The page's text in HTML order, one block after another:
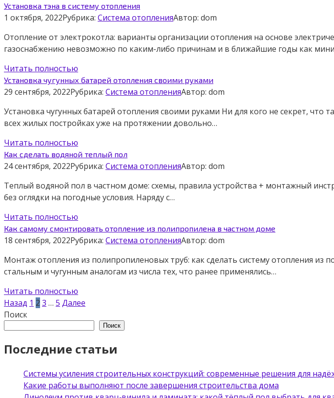
Установка тэна в систему отопления
1 октября, 2022Рубрика: Система отопленияАвтор: dom
Отопление от электрокотла: варианты организации отопления на основе
газоснабжению невозможно по каким-либо причинам и в ближайшие годы как
Читать полностью
Установка чугунных батарей отопления своими руками
29 сентября, 2022Рубрика: Система отопленияАвтор: dom
Установка чугунных батарей отопления своими руками Ни для кого не секрет,
всех жилых постройках уже на протяжении довольно…
Читать полностью
Как сделать водяной теплый пол
24 сентября, 2022Рубрика: Система отопленияАвтор: dom
Теплый водяной пол в частном доме: схемы, правила устройства + монтажный
без оглядки на погодные условия. Наряду с…
Читать полностью
Как самому смонтировать отопление из полипропилена в частном доме
18 сентября, 2022Рубрика: Система отопленияАвтор: dom
Монтаж отопления из полипропиленовых труб: как сделать систему отопления
стальным и чугунным аналогам из числа тех, что ранее применялись…
Читать полностью
Пагинация
записей
Назад 1 2 3 … 5 Далее
Поиск
Поиск
Последние статьи
Системы усиления строительных конструкций: современные решения для
Какие работы выполняют после завершения строительства дома